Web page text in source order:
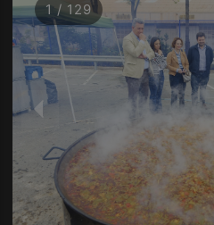
1 / 129